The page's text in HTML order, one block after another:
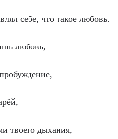
себе, что такое любовь.
любовь,
твоего дыхания,